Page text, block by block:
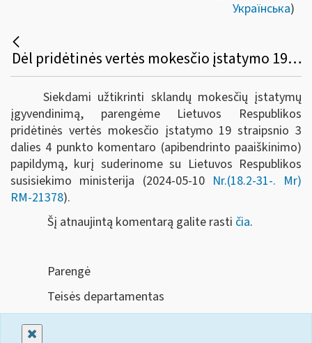
Українська)
Dėl pridėtinės vertės mokesčio įstatymo 19 straipsnio 3 dalies 4 punkto apibendrinto paaiškinimo (komentaro) atnaujinimo
Siekdami užtikrinti sklandų mokesčių įstatymų
įgyvendinimą, parengėme Lietuvos Respublikos
pridėtinės vertės mokesčio įstatymo 19 straipsnio 3
dalies 4 punkto komentaro (apibendrinto paaiškinimo)
papildymą, kurį suderinome su Lietuvos Respublikos
susisiekimo ministerija (2024-05-10 Nr.(18.2-31-. Mr)
RM-21378).
Šį atnaujintą komentarą galite rasti čia.
Parengė
Teisės departamentas